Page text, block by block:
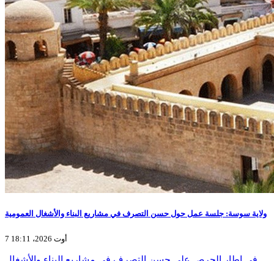
ولاية سوسة: جلسة عمل حول حسن التصرف في مشاريع البناء والأشغال العمومية
7 أوت 2026، 18:11